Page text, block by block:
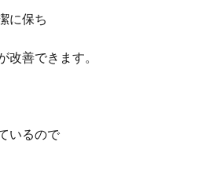
に保ち
改善できます。
いるので